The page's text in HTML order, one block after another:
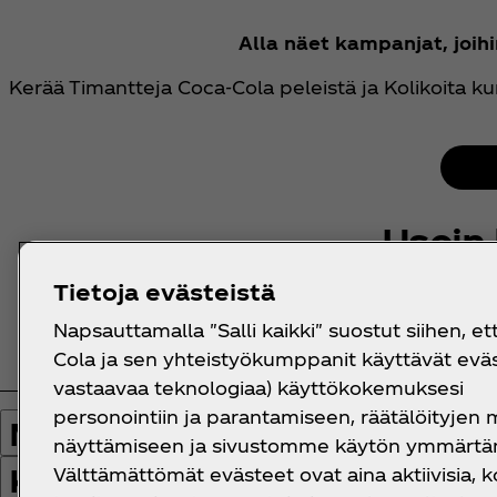
Alla näet kampanjat,
Kerää Timantteja Coca‑Cola peleistä ja Kolikoita
Näytä kaikki Rekisteröinti Kampanjat
Miten rekisteröidyn Coca
Kuinka vanha minun pitää
Tietoja evästeistä
Napsauttamalla "Salli kaikki" suostut siihen,
Cola ja sen yhteistyökumppanit käyttävät
vastaavaa teknologiaa) käyttökokemuksesi
personointiin ja parantamiseen, räätälöityjen
näyttämiseen ja sivustomme käytön
Välttämättömät evästeet ovat aina aktiivisia,